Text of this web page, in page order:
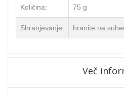
Količina: 75 g
Shranjevanje: hranite na
Več